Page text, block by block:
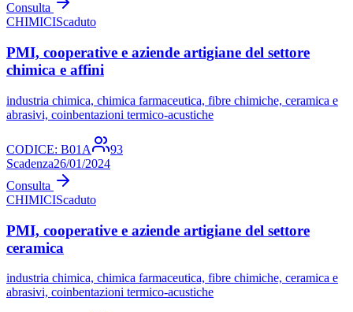
Consulta
CHIMICIScaduto
PMI, cooperative e aziende artigiane del settore
chimica e affini
industria chimica, chimica farmaceutica, fibre chimiche, ceramica e
abrasivi, coinbentazioni termico-acustiche
CODICE: B01A
93
Scadenza26/01/2024
Consulta
CHIMICIScaduto
PMI, cooperative e aziende artigiane del settore
ceramica
industria chimica, chimica farmaceutica, fibre chimiche, ceramica e
abrasivi, coinbentazioni termico-acustiche